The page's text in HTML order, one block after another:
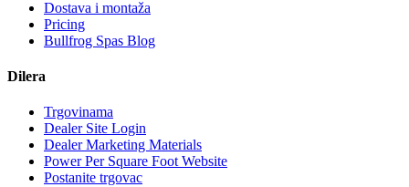
Dostava i montaža
Pricing
Bullfrog Spas Blog
Dilera
Trgovinama
Dealer Site Login
Dealer Marketing Materials
Power Per Square Foot Website
Postanite trgovac